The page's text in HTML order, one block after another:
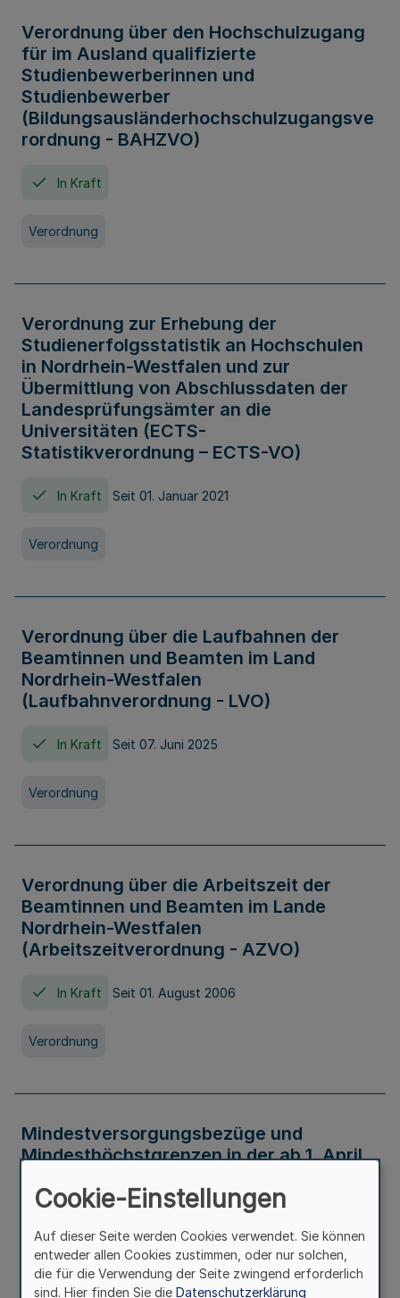
Verordnung über den Hochschulzugang
für im Ausland qualifizierte
Studienbewerberinnen und
Studienbewerber
(Bildungsausländerhochschulzugangsve
rordnung - BAHZVO)
In Kraft
Verordnung
Verordnung zur Erhebung der
Studienerfolgsstatistik an Hochschulen
in Nordrhein-Westfalen und zur
Übermittlung von Abschlussdaten der
Landesprüfungsämter an die
Universitäten (ECTS-
Statistikverordnung – ECTS-VO)
In Kraft Seit 01. Januar 2021
Verordnung
Verordnung über die Laufbahnen der
Beamtinnen und Beamten im Land
Nordrhein-Westfalen
(Laufbahnverordnung - LVO)
In Kraft Seit 07. Juni 2025
Verordnung
Verordnung über die Arbeitszeit der
Beamtinnen und Beamten im Lande
Nordrhein-Westfalen
(Arbeitszeitverordnung - AZVO)
In Kraft Seit 01. August 2006
Verordnung
Mindestversorgungsbezüge und
Mindesthöchstgrenzen in der ab 1. April
Verwaltungsvorschrift
Cookie-Einstellungen
Auf dieser Seite werden Cookies verwendet. Sie können
entweder allen Cookies zustimmen, oder nur solchen,
die für die Verwendung der Seite zwingend erforderlich
sind. Hier finden Sie die Datenschutzerklärung